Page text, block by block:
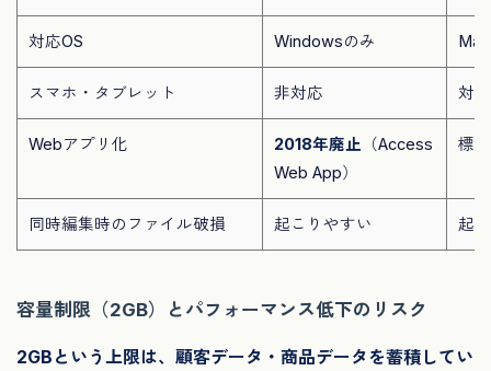
対応OS Windowsのみ
スマホ・タブレット 非対応 対応
Webアプリ化 2018年廃止
（Access
Web App）
標
同時編集時のファイル破損 起こりやすい 起
容量制限（2GB）とパフォーマンス低下のリスク
2GBという上限は、顧客データ・商品データを蓄積してい